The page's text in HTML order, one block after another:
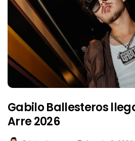
Gabilo Ballesteros
Arre 2026